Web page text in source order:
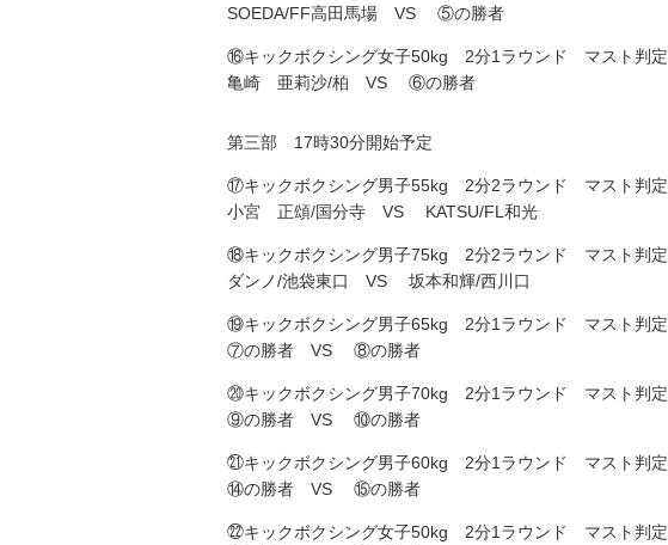
SOEDA/FF高田馬場 VS ⑤の勝者
⑯キックボクシング女子50kg 2分1ラウンド マスト判定
亀崎 亜莉沙/柏 VS ⑥の勝者
第三部 17時30分開始予定
⑰キックボクシング男子55kg 2分2ラウンド マスト判定
小宮 正頌/国分寺 VS KATSU/FL和光
⑱キックボクシング男子75kg 2分2ラウンド マスト判定
ダンノ/池袋東口 VS 坂本和輝/西川口
⑲キックボクシング男子65kg 2分1ラウンド マスト判定
⑦の勝者 VS ⑧の勝者
⑳キックボクシング男子70kg 2分1ラウンド マスト判定
⑨の勝者 VS ⑩の勝者
㉑キックボクシング男子60kg 2分1ラウンド マスト判定
⑭の勝者 VS ⑮の勝者
㉒キックボクシング女子50kg 2分1ラウンド マスト判定